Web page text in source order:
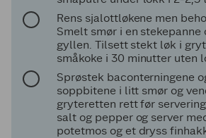
Rens sjalottløkene men
Smelt smør i en
gyllen. Tilsett stekt løk i
småkoke i 30 minutter uten
Sprøstek baconterningene
soppbitene i litt smør og
gryteretten rett før
salt og pepper og server
potetmos og et dryss